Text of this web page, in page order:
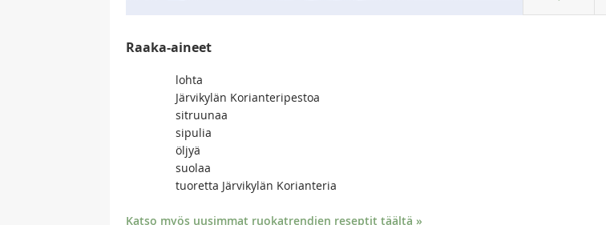
Raaka-aineet
lohta
Järvikylän Korianteripestoa
sitruunaa
sipulia
öljyä
suolaa
tuoretta Järvikylän Korianteria
Katso myös uusimmat ruokatrendien reseptit täältä »